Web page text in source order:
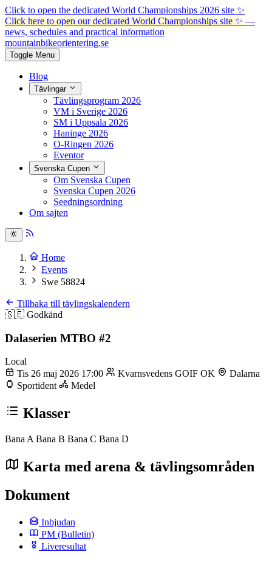
Click to open the dedicated World Championships 2026 site ✨
Click here to open our dedicated World Championships site ✨—
news, schedules and practical information
mountainbikeorientering.se
Toggle Menu
Blog
Tävlingar
Tävlingsprogram 2026
VM i Sverige 2026
SM i Uppsala 2026
Haninge 2026
O-Ringen 2026
Eventor
Svenska Cupen
Om Svenska Cupen
Svenska Cupen 2026
Seedningsordning
Om sajten
Home
Events
Swe 58824
Tillbaka till tävlingskalendern
🇸🇪 Godkänd
Dalaserien MTBO #2
Local
Tis 26 maj 2026 17:00
Kvarnsvedens GOIF OK
Dalarna
Sportident
Medel
Klasser
Bana A Bana B Bana C Bana D
Karta med arena & tävlingsområden
Dokument
Inbjudan
PM (Bulletin)
Liveresultat